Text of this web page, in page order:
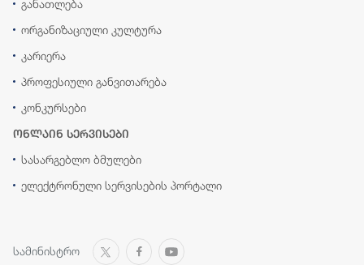
განათლება
ორგანიზაციული კულტურა
კარიერა
პროფესიული განვითარება
კონკურსები
ონლაინ სერვისები
სასარგებლო ბმულები
ელექტრონული სერვისების პორტალი
სამინისტრო